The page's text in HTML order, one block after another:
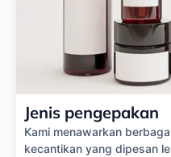
Jenis pengepakan
Kami menawarkan
kecantikan yang dipesan